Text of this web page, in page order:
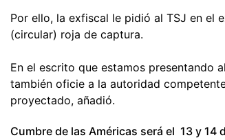
Por ello, la exfiscal le pidió al TSJ en el
(circular) roja de captura.
En el escrito que estamos presentando
también oficie a la autoridad
proyectado, añadió.
Cumbre de las Américas será el 13 y 14